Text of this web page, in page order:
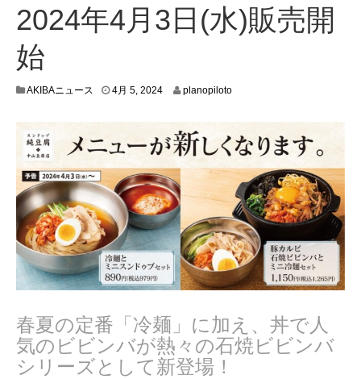
2024年4月3日(水)販売開
始
AKIBAニュース 4月 5, 20244
2
2
4
planopiloto
春夏の定番「冷麺」に加え、丼で人
気のビビンバが熱々の石焼ビビンバ
シリーズとして新登場！